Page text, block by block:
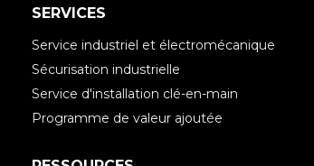
SERVICES
Service industriel et électromécanique
Sécurisation industrielle
Service d'installation clé-en-main
Programme de valeur ajoutée